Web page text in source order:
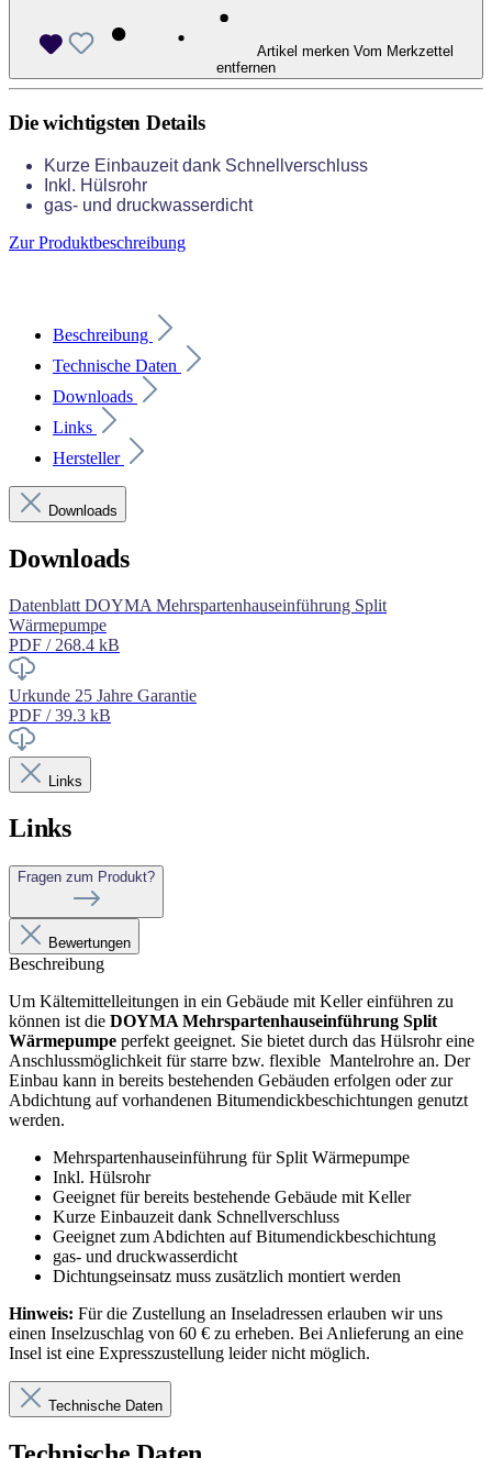
Artikel merken Vom Merkzettel
entfernen
Die wichtigsten Details
Kurze Einbauzeit dank Schnellverschluss
Inkl. Hülsrohr
gas- und druckwasserdicht
Zur Produktbeschreibung
Beschreibung
Technische Daten
Downloads
Links
Hersteller
Downloads
Downloads
Datenblatt DOYMA Mehrspartenhauseinführung Split
Wärmepumpe
PDF / 268.4 kB
Urkunde 25 Jahre Garantie
PDF / 39.3 kB
Links
Links
Fragen zum Produkt?
Bewertungen
Beschreibung
Um Kältemittelleitungen in ein Gebäude mit Keller einführen zu
können ist die DOYMA Mehrspartenhauseinführung Split
Wärmepumpe perfekt geeignet. Sie bietet durch das Hülsrohr eine
Anschlussmöglichkeit für starre bzw. flexible Mantelrohre an. Der
Einbau kann in bereits bestehenden Gebäuden erfolgen oder zur
Abdichtung auf vorhandenen Bitumendickbeschichtungen genutzt
werden.
Mehrspartenhauseinführung für Split Wärmepumpe
Inkl. Hülsrohr
Geeignet für bereits bestehende Gebäude mit Keller
Kurze Einbauzeit dank Schnellverschluss
Geeignet zum Abdichten auf Bitumendickbeschichtung
gas- und druckwasserdicht
Dichtungseinsatz muss zusätzlich montiert werden
Hinweis: Für die Zustellung an Inseladressen erlauben wir uns
einen Inselzuschlag von 60 € zu erheben. Bei Anlieferung an eine
Insel ist eine Expresszustellung leider nicht möglich.
Technische Daten